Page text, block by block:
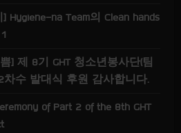
Hygiene-na Team의 Clean hands
] 제 8기 GHT 청소년봉사단(팀
차수 발대식 후원 감사합니다.
of Part 2 of the 8th GHT